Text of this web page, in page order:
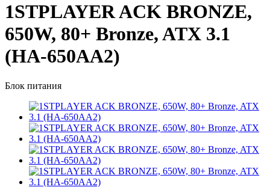
1STPLAYER ACK BRONZE,
650W, 80+ Bronze, ATX 3.1
(HA-650AA2)
Блок питания